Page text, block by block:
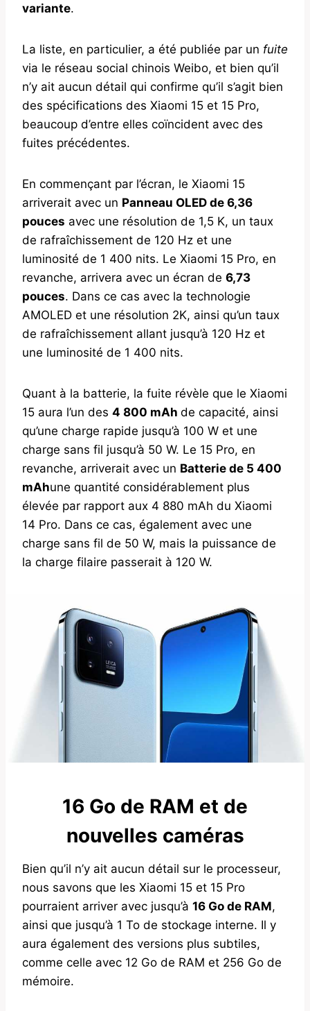
variante.
La liste, en particulier, a été publiée par un fuite
via le réseau social chinois Weibo, et bien qu’il
n’y ait aucun détail qui confirme qu’il s’agit bien
des spécifications des Xiaomi 15 et 15 Pro,
beaucoup d’entre elles coïncident avec des
fuites précédentes.
En commençant par l’écran, le Xiaomi 15
arriverait avec un Panneau OLED de 6,36
pouces avec une résolution de 1,5 K, un taux
de rafraîchissement de 120 Hz et une
luminosité de 1 400 nits. Le Xiaomi 15 Pro, en
revanche, arrivera avec un écran de 6,73
pouces. Dans ce cas avec la technologie
AMOLED et une résolution 2K, ainsi qu’un taux
de rafraîchissement allant jusqu’à 120 Hz et
une luminosité de 1 400 nits.
Quant à la batterie, la fuite révèle que le Xiaomi
15 aura l’un des 4 800 mAh de capacité, ainsi
qu’une charge rapide jusqu’à 100 W et une
charge sans fil jusqu’à 50 W. Le 15 Pro, en
revanche, arriverait avec un Batterie de 5 400
mAhune quantité considérablement plus
élevée par rapport aux 4 880 mAh du Xiaomi
14 Pro. Dans ce cas, également avec une
charge sans fil de 50 W, mais la puissance de
la charge filaire passerait à 120 W.
16 Go de RAM et de
nouvelles caméras
Bien qu’il n’y ait aucun détail sur le processeur,
nous savons que les Xiaomi 15 et 15 Pro
pourraient arriver avec jusqu’à 16 Go de RAM,
ainsi que jusqu’à 1 To de stockage interne. Il y
aura également des versions plus subtiles,
comme celle avec 12 Go de RAM et 256 Go de
mémoire.